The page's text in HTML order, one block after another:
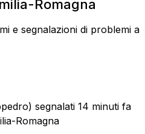
Romagna
e segnalazioni di problemi a
segnalati 14 minuti fa
Romagna